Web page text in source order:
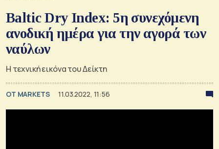
Baltic Dry Index: 5η συνεχόμενη
ανοδική ημέρα για την αγορά των
ναύλων
Η τεχνική εικόνα του Δείκτη
OT MARKETS 11.03.2022, 11:56